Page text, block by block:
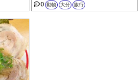
0 動物 大分 旅行